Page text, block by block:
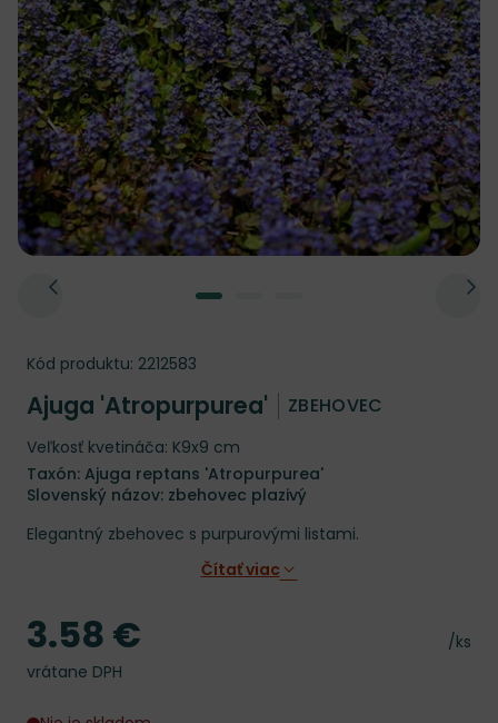
Kód produktu: 2212583
Ajuga 'Atropurpurea' ZBEHOVEC
Veľkosť kvetináča: K9x9 cm
Taxón: Ajuga reptans 'Atropurpurea'
Slovenský názov: zbehovec plazivý
Elegantný zbehovec s purpurovými listami.
Čítať viac
Cena
/ks
Cena
3.58 €
vrátane DPH